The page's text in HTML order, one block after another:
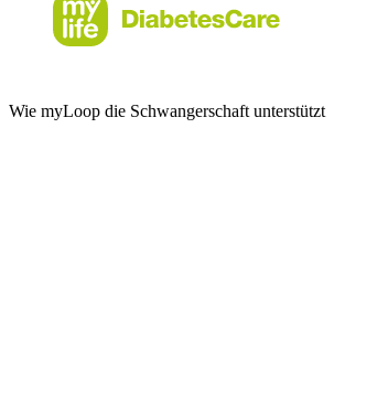
Wie myLoop die Schwangerschaft unterstützt